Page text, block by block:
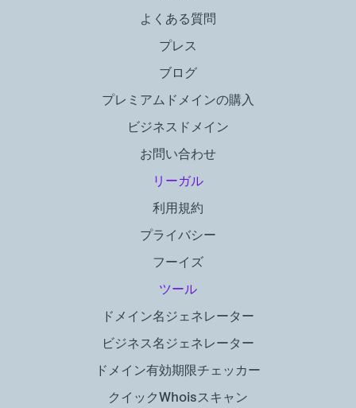
よくある質問
プレス
ブログ
プレミアムドメインの購入
ビジネスドメイン
お問い合わせ
リーガル
利用規約
プライバシー
フーイズ
ツール
ドメイン名ジェネレーター
ビジネス名ジェネレーター
ドメイン有効期限チェッカー
クイックWhoisスキャン